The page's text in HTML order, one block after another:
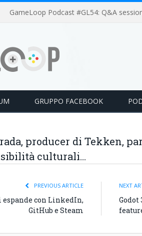
GRUPPO FACEBOOK
producer di Tekken,
culturali…
PREVIOUS ARTICLE
espande con LinkedIn,
GitHub e Steam
NEXT
Godot